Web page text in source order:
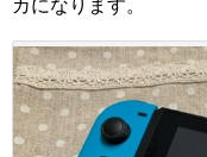
カになります。